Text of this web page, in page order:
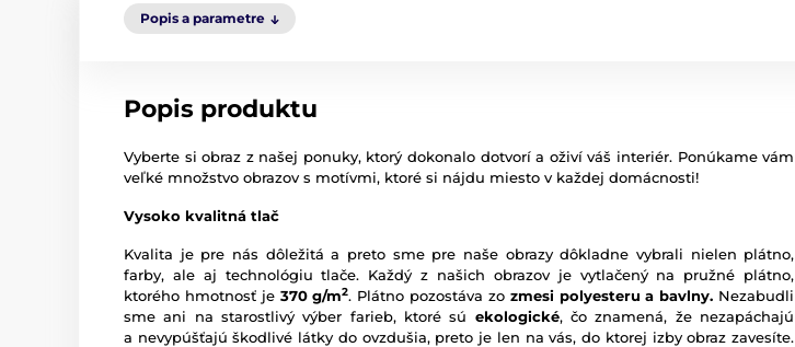
Popis a parametre
Popis produktu
Vyberte si obraz z našej ponuky, ktorý dokonalo dotvorí a oživí váš interiér. Ponúkame vám
veľké množstvo obrazov s motívmi, ktoré si nájdu miesto v každej domácnosti!
Vysoko kvalitná tlač
Kvalita je pre nás dôležitá a preto sme pre naše obrazy dôkladne vybrali nielen plátno,
farby, ale aj technológiu tlače. Každý z našich obrazov je vytlačený na pružné plátno,
ktorého hmotnosť je 370 g/m2. Plátno pozostáva zo zmesi polyesteru a bavlny. Nezabudli
sme ani na starostlivý výber farieb, ktoré sú ekologické, čo znamená, že nezapáchajú
a nevypúšťajú škodlivé látky do ovzdušia, preto je len na vás, do ktorej izby obraz zavesíte.